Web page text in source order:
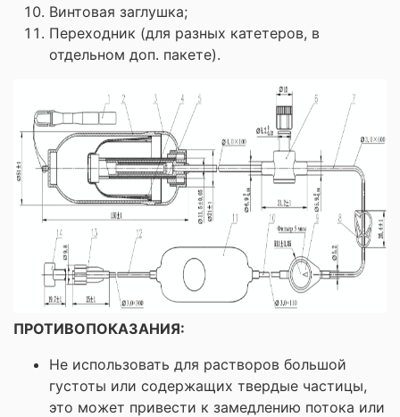
Винтовая заглушка;
Переходник (для разных катетеров, в
отдельном доп. пакете).
ПРОТИВОПОКАЗАНИЯ:
Не использовать для растворов большой
густоты или содержащих твердые частицы,
это может привести к замедлению потока или